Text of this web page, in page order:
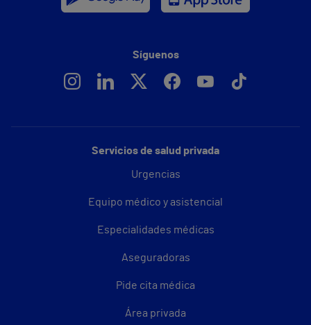
Servicios de salud privada
Urgencias
Equipo médico y asistencial
Especialidades médicas
Aseguradoras
Pide cita médica
Área privada
Síguenos